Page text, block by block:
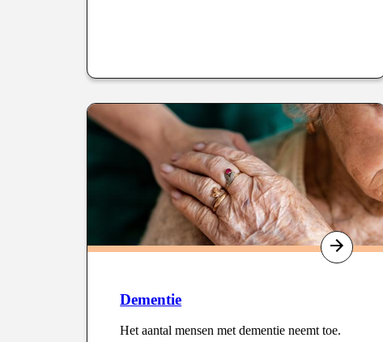
Dementie
Het aantal mensen met dementie neemt toe.
Type